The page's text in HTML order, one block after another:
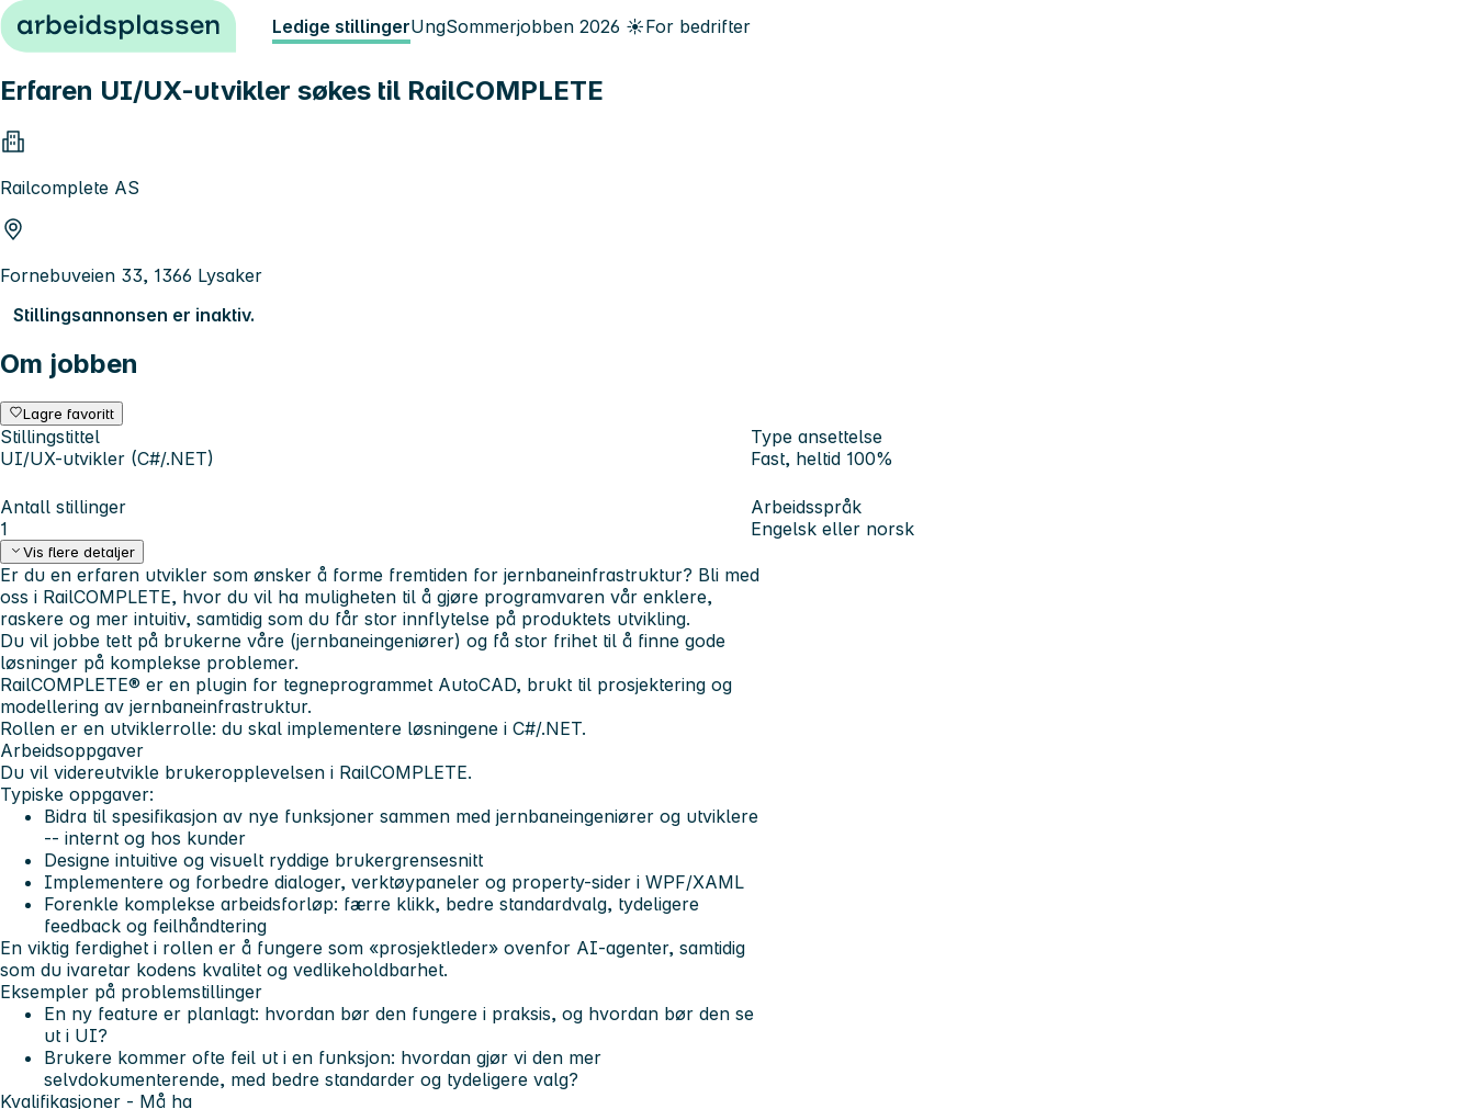
Hopp til innhold Ledige stillingerUngSommerjobben 2026 ☀️For bedrifter
Erfaren UI/UX-utvikler søkes til RailCOMPLETE
Railcomplete AS
Fornebuveien 33, 1366 Lysaker
Stillingsannonsen er inaktiv.
Om jobben
Lagre favoritt
Stillingstittel
UI/UX-utvikler (C#/.NET)
Type ansettelse
Fast, heltid 100%
Antall stillinger
1
Arbeidsspråk
Engelsk eller norsk
Vis flere detaljer
Er du en erfaren utvikler som ønsker å forme fremtiden for jernbaneinfrastruktur? Bli med
oss i RailCOMPLETE, hvor du vil ha muligheten til å gjøre programvaren vår enklere,
raskere og mer intuitiv, samtidig som du får stor innflytelse på produktets utvikling.
Du vil jobbe tett på brukerne våre (jernbaneingeniører) og få stor frihet til å finne gode
løsninger på komplekse problemer.
RailCOMPLETE® er en plugin for tegneprogrammet AutoCAD, brukt til prosjektering og
modellering av jernbaneinfrastruktur.
Rollen er en utviklerrolle: du skal implementere løsningene i C#/.NET.
Arbeidsoppgaver
Du vil videreutvikle brukeropplevelsen i RailCOMPLETE.
Typiske oppgaver:
Bidra til spesifikasjon av nye funksjoner sammen med jernbaneingeniører og utviklere
-- internt og hos kunder
Designe intuitive og visuelt ryddige brukergrensesnitt
Implementere og forbedre dialoger, verktøypaneler og property-sider i WPF/XAML
Forenkle komplekse arbeidsforløp: færre klikk, bedre standardvalg, tydeligere
feedback og feilhåndtering
En viktig ferdighet i rollen er å fungere som «prosjektleder» ovenfor AI-agenter, samtidig
som du ivaretar kodens kvalitet og vedlikeholdbarhet.
Eksempler på problemstillinger
En ny feature er planlagt: hvordan bør den fungere i praksis, og hvordan bør den se
ut i UI?
Brukere kommer ofte feil ut i en funksjon: hvordan gjør vi den mer
selvdokumenterende, med bedre standarder og tydeligere valg?
Kvalifikasjoner - Må ha